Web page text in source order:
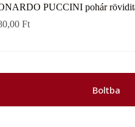
PUCCINI pohár
Ft
Boltba